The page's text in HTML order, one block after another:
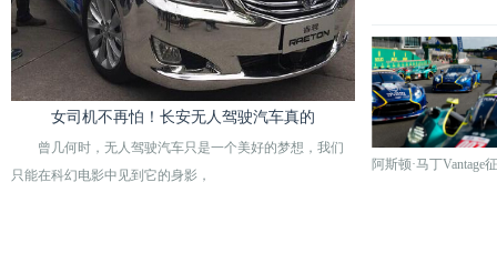
女司机不再怕！长安无人驾驶汽车真的
曾几何时，无人驾驶汽车只是一个美好的梦想，我们
只能在科幻电影中见到它的身影，
阿斯顿·马丁Vantage征